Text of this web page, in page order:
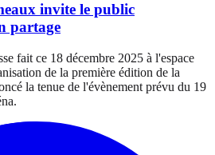
invite le public
partage
fait ce 18 décembre 2025 à l'espace
de la première édition de la
la tenue de l'évènement prévu du 19